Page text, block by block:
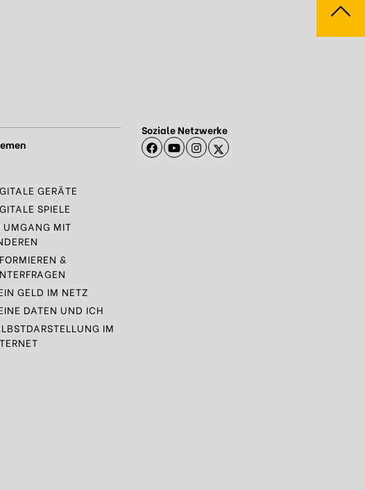
GERÄTE
SPIELE
UMGANG MIT
&
GELD IM NETZ
DATEN UND ICH
IM
Soziale Netzwerke